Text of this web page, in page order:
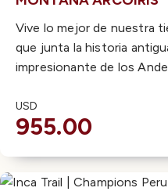
Vive lo mejor de nuestra
que junta la historia
impresionante de los
USD
955.00